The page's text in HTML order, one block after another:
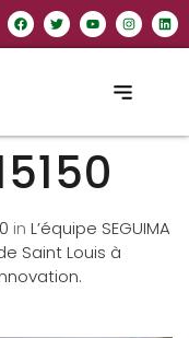
in L’équipe SEGUIMA
Saint Louis à